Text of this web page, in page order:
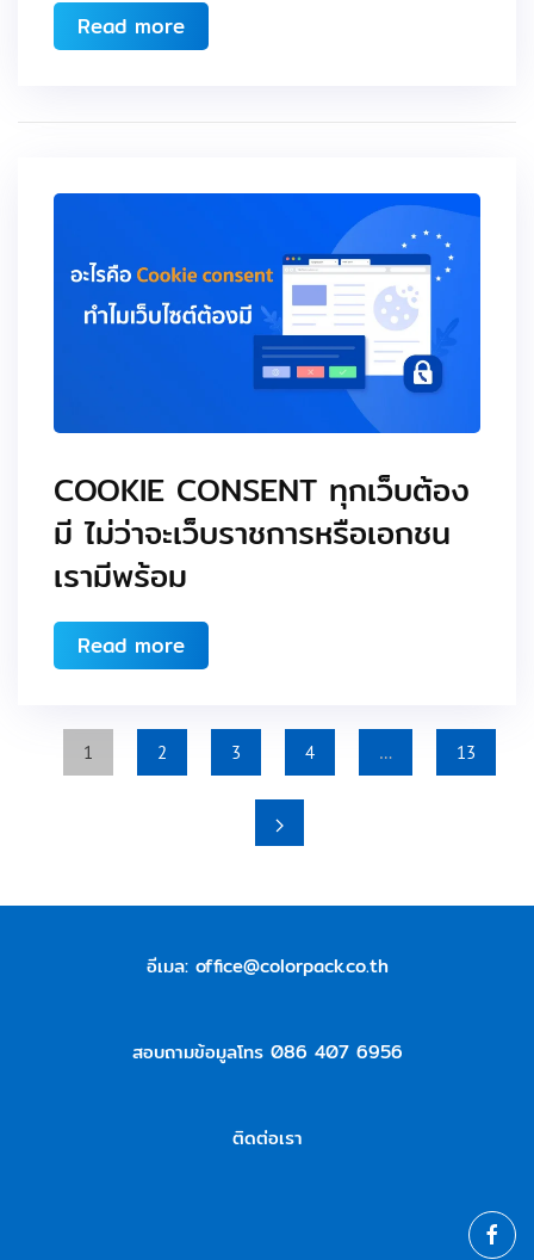
Read more
COOKIE CONSENT ทุกเว็บต้อง
มี ไม่ว่าจะเว็บราชการหรือเอกชน
เรามีพร้อม
Read more
1 2 3 4 … 13
อีเมล: office@colorpack.co.th
สอบถามข้อมูลโทร 086 407 6956
ติดต่อเรา